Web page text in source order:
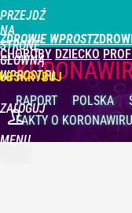
PRZEJDŹ
NA
STRONĘ
GŁÓWNĄ
WPROST.PL
ZDROWIE WPROST
CHOROBY DZIECKO
ZALOGUJ
MENU
RAPORT POLSKA
FAKTY O